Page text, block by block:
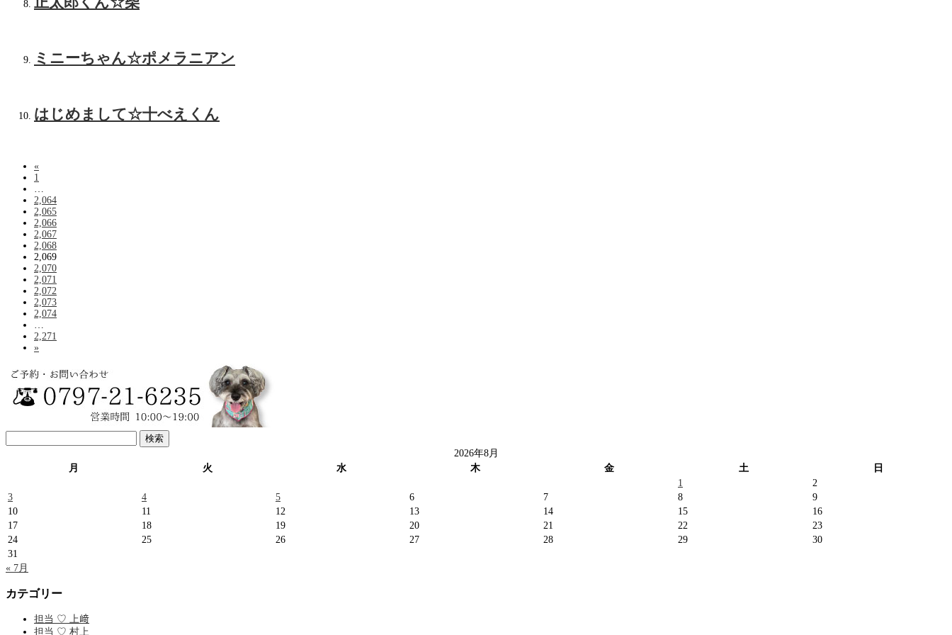
ミニーちゃん☆ポメラニアン
はじめまして☆十べえくん
«
1
2,064
2,065
2,066
2,067
2,068
2,069
2,070
2,071
2,072
2,073
2,074
2,271
»
検
索:
2026年8月
月
火 水 木 金 土
日
1
2
3
4 5 6 7 8
9
10
11 12 13 14 15
16
17
18 19 20 21 22
23
24
25 26 27 28 29
30
31
« 7月
カテゴリー
担当 ♡ 上﨑
担当 ♡ 村上